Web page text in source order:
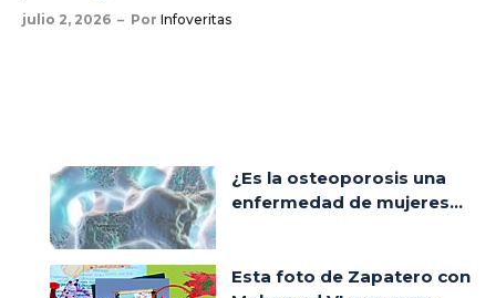
julio 2, 2026 Por Infoveritas
¿Es la osteoporosis una
enfermedad de mujeres...
Esta foto de Zapatero con